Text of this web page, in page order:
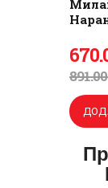
891.00
је
891.
670.
је:
670.